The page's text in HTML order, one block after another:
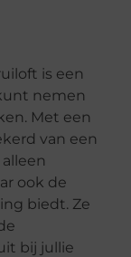
is een
nemen
Met een
van een
ook de
biedt. Ze
bij jullie